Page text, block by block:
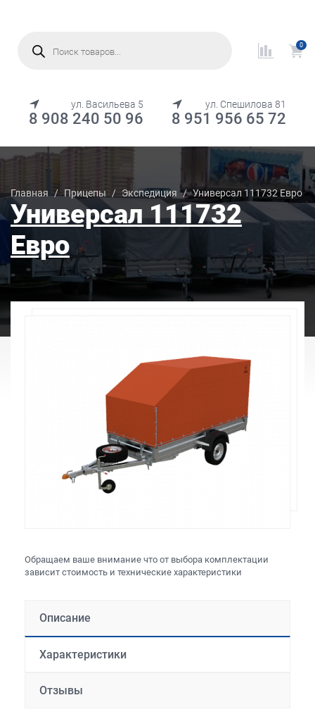
ул. Васильева 5
8 908 240 50 96
ул. Спешилова 81
8 951 956 65 72
0
Главная / Прицепы / Экспедиция / Универсал 111732 Евро
Универсал 111732
Евро
Обращаем ваше внимание что от выбора комплектации
зависит стоимость и технические характеристики
Описание
Характеристики
Отзывы